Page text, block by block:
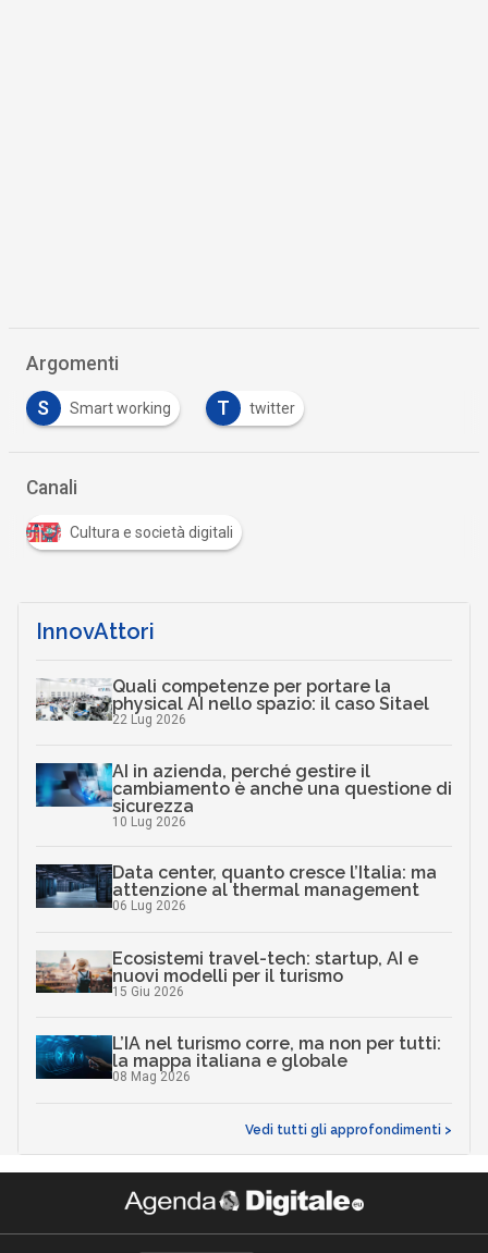
Argomenti
S Smart working T twitter
Canali
Cultura e società digitali
InnovAttori
Quali competenze per portare la
physical AI nello spazio: il caso Sitael
22 Lug 2026
AI in azienda, perché gestire il
cambiamento è anche una questione di
sicurezza
10 Lug 2026
Data center, quanto cresce l’Italia: ma
attenzione al thermal management
06 Lug 2026
Ecosistemi travel-tech: startup, AI e
nuovi modelli per il turismo
15 Giu 2026
L’IA nel turismo corre, ma non per tutti:
la mappa italiana e globale
08 Mag 2026
Vedi tutti gli approfondimenti >